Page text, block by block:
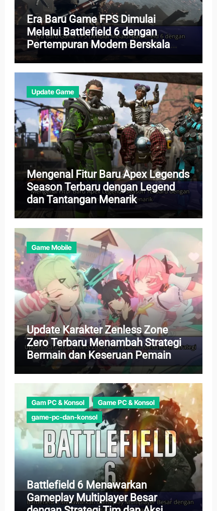
Era Baru Game FPS Dimulai
Melalui Battlefield 6 dengan
Pertempuran Modern Berskala
Besar
Update Game
Mengenal Fitur Baru Apex Legends
Season Terbaru dengan Legend
dan Tantangan Menarik
Game Mobile
Update Karakter Zenless Zone
Zero Terbaru Menambah Strategi
Bermain dan Keseruan Pemain
Gam PC & Konsol
Game PC & Konsol
game-pc-dan-konsol
Battlefield 6 Menawarkan
Gameplay Multiplayer Besar